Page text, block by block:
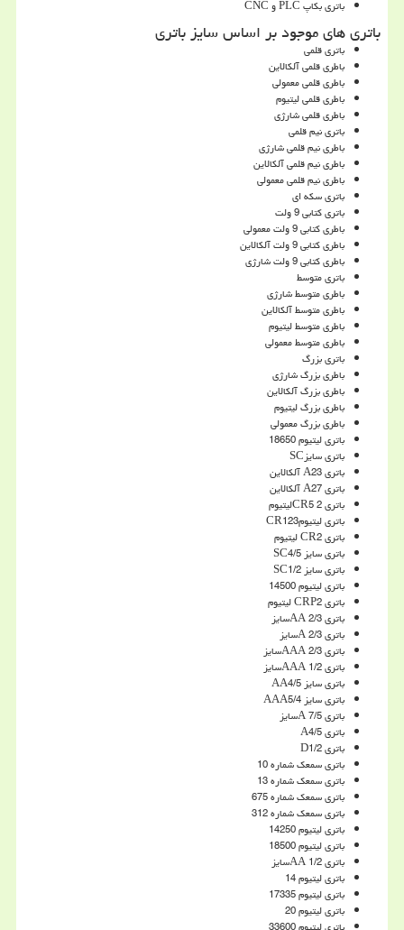
باتری بکاپPLCوCNC
باتری های موجود بر اساس سایز باتری
باتری قلمی
باطری قلمی آلکالاین
باطری قلمی معمولی
باطری قلمی لیتیوم
باطری قلمی شارژی
باتری نیم قلمی
باطری نیم قلمی شارژی
باطری نیم قلمی آلکالاین
باطری نیم قلمی معمولی
باتری سکه ای
باتری کتابی 9 ولت
باطری کتابی 9 ولت معمولی
باطری کتابی 9 ولت آلکالاین
باطری کتابی 9 ولت شارژی
باتری متوسط
باطری متوسط شارژی
باطری متوسط آلکالاین
باطری متوسط لیتیوم
باطری متوسط معمولی
باتری بزرگ
باطری بزرگ شارژی
باطری بزرگ آلکالاین
باطری بزرگ لیتیوم
باطری بزرگ معمولی
باتری لیتیوم 18650
باتری سایزSC
باتریA23آلکالاین
باتریA27آلکالاین
باتری 2 CR5لیتیوم
باتری لیتیومCR123
باتریCR2لیتیوم
باتری سایز 4/5
SC
باتری سایز 1/2
SC
باتری لیتیوم 14500
باتریCRP2لیتیوم
باتری 2/3
AAسایز
باتری 2/3
Aسایز
باتری 2/3
AAAسایز
باتری 1/2
AAAسایز
باتری سایز 4/5
AA
باتری سایز 5/4
AAA
باتری 7/5
Aسایز
باتری 4/5
A
باتری 1/2
D
باتری سمعک شماره 10
باتری سمعک شماره 13
باتری سمعک شماره 675
باتری سمعک شماره 312
باتری لیتیوم 14250
باتری لیتیوم 18500
باتری 1/2
AAسایز
باتری لیتیوم 14
باتری لیتیوم 17335
باتری لیتیوم 20